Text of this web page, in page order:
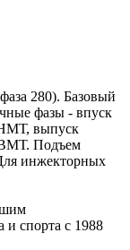
280). Базовый
фазы - впуск
НМТ, выпуск
ВМТ. Подъем
инжекторных
и спорта с 1988